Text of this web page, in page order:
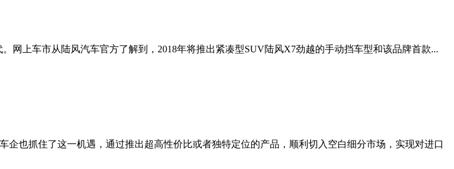
上车市从陆风汽车官方了解到，2018年将推出紧凑型SUV陆风X7劲越的手动挡车型和该品牌首款...
企也抓住了这一机遇，通过推出超高性价比或者独特定位的产品，顺利切入空白细分市场，实现对进口